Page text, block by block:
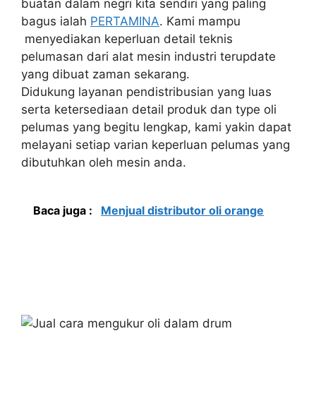
buatan dalam negri kita sendiri yang paling
bagus ialah PERTAMINA. Kami mampu
menyediakan keperluan detail teknis
pelumasan dari alat mesin industri terupdate
yang dibuat zaman sekarang.
Didukung layanan pendistribusian yang luas
serta ketersediaan detail produk dan type oli
pelumas yang begitu lengkap, kami yakin dapat
melayani setiap varian keperluan pelumas yang
dibutuhkan oleh mesin anda.
Baca juga : Menjual distributor oli orange